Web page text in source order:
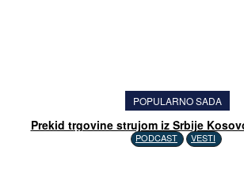
POPULARNO SADA
Prekid trgovine strujom iz Srbije
PODCAST VESTI